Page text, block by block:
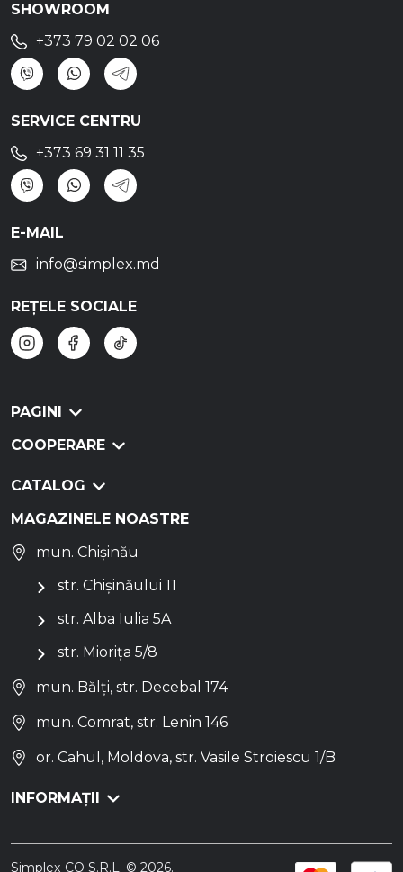
SHOWROOM
+373 79 02 02 06
SERVICE CENTRU
+373 69 31 11 35
E-MAIL
info@simplex.md
REȚELE SOCIALE
PAGINI
COOPERARE
CATALOG
MAGAZINELE NOASTRE
mun. Chișinău
str. Chișinăului 11
str. Alba Iulia 5A
str. Miorița 5/8
mun. Bălți, str. Decebal 174
mun. Comrat, str. Lenin 146
or. Cahul, Moldova, str. Vasile Stroiescu 1/B
INFORMAȚII
Simplex-CO S.R.L. © 2026.